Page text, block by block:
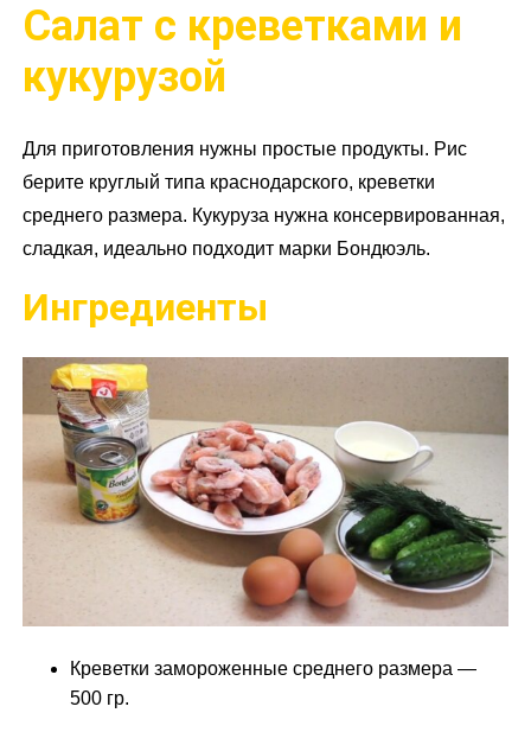
Салат с креветками и
кукурузой
Для приготовления нужны простые продукты. Рис
берите круглый типа краснодарского, креветки
среднего размера. Кукуруза нужна консервированная,
сладкая, идеально подходит марки Бондюэль.
Ингредиенты
Креветки замороженные среднего размера —
500 гр.